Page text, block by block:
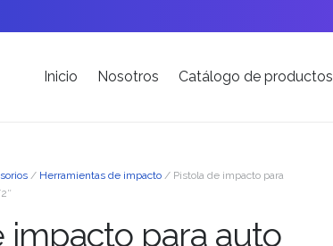
Inicio Nosotros Catálogo de productos
/ Herramientas de impacto / Pistola de impacto para
impacto para auto